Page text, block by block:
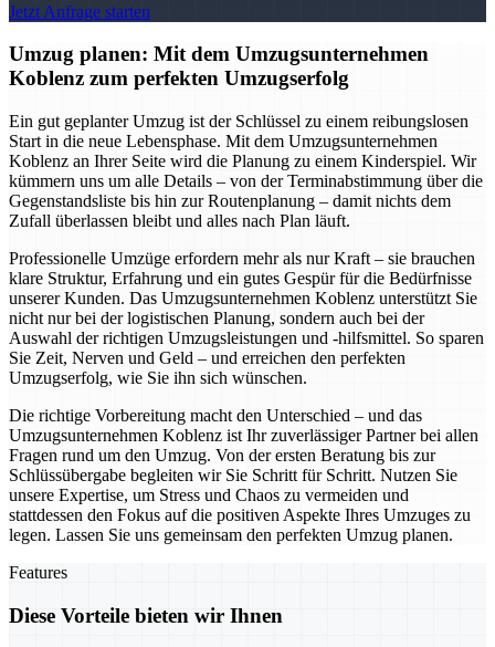
Jetzt Anfrage starten
Umzug planen: Mit dem Umzugsunternehmen
Koblenz zum perfekten Umzugserfolg
Ein gut geplanter Umzug ist der Schlüssel zu einem reibungslosen
Start in die neue Lebensphase. Mit dem Umzugsunternehmen
Koblenz an Ihrer Seite wird die Planung zu einem Kinderspiel. Wir
kümmern uns um alle Details – von der Terminabstimmung über die
Gegenstandsliste bis hin zur Routenplanung – damit nichts dem
Zufall überlassen bleibt und alles nach Plan läuft.
Professionelle Umzüge erfordern mehr als nur Kraft – sie brauchen
klare Struktur, Erfahrung und ein gutes Gespür für die Bedürfnisse
unserer Kunden. Das Umzugsunternehmen Koblenz unterstützt Sie
nicht nur bei der logistischen Planung, sondern auch bei der
Auswahl der richtigen Umzugsleistungen und -hilfsmittel. So sparen
Sie Zeit, Nerven und Geld – und erreichen den perfekten
Umzugserfolg, wie Sie ihn sich wünschen.
Die richtige Vorbereitung macht den Unterschied – und das
Umzugsunternehmen Koblenz ist Ihr zuverlässiger Partner bei allen
Fragen rund um den Umzug. Von der ersten Beratung bis zur
Schlüssübergabe begleiten wir Sie Schritt für Schritt. Nutzen Sie
unsere Expertise, um Stress und Chaos zu vermeiden und
stattdessen den Fokus auf die positiven Aspekte Ihres Umzuges zu
legen. Lassen Sie uns gemeinsam den perfekten Umzug planen.
Features
Diese Vorteile bieten wir Ihnen